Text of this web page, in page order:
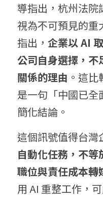
導指出，杭州法院
視為不可預見的重
指出， 企業以 AI
公司自身選擇，不
關係的理由 。這
是一句「中國已全
簡化結論。
這個訊號值得台
自動化任務，不等
職位與責任成本轉
用 AI 重整工作，